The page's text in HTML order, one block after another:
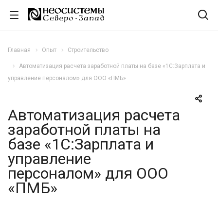
Главная Опыт Строительство
Автоматизация расчета заработной платы на базе «1С:Зарплата и
управление персоналом» для ООО «ПМБ»
Автоматизация расчета
заработной платы на
базе «1С:Зарплата и
управление
персоналом» для ООО
«ПМБ»